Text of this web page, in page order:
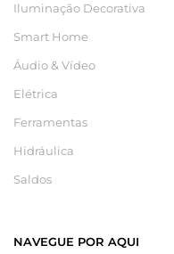
Iluminação Decorativa
Smart Home
Áudio & Vídeo
Elétrica
Ferramentas
Hidráulica
Saldos
NAVEGUE POR AQUI